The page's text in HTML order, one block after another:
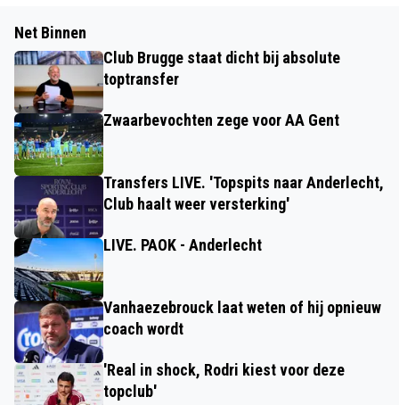
Net Binnen
Club Brugge staat dicht bij absolute
toptransfer
Zwaarbevochten zege voor AA Gent
Transfers LIVE. 'Topspits naar Anderlecht,
Club haalt weer versterking'
LIVE. PAOK - Anderlecht
Vanhaezebrouck laat weten of hij opnieuw
coach wordt
'Real in shock, Rodri kiest voor deze
topclub'